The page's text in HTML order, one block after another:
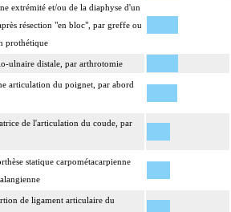
extrémité et/ou de la diaphyse d'un
résection "en bloc", par greffe ou
prothétique
ulnaire distale, par arthrotomie
articulation du poignet, par abord
de l'articulation du coude, par
statique carpométacarpienne
de ligament articulaire du